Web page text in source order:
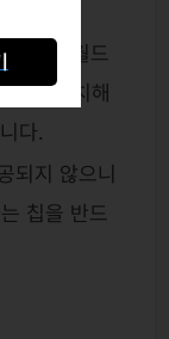
6호선 월드
에 위치해
다.
되지 않으니
칩을 반드